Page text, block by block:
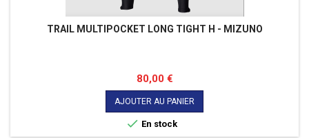
TRAIL MULTIPOCKET LONG TIGHT H - MIZUNO
Prix
80,00 €
AJOUTER AU PANIER
 En stock